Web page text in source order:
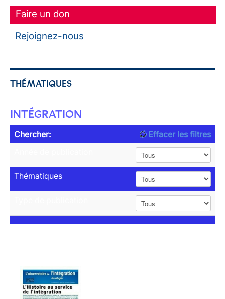
Faire un don
Rejoignez-nous
THÉMATIQUES
INTÉGRATION
Chercher:
Effacer les filtres
Thématiques